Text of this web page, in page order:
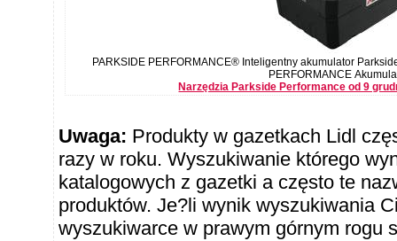
PARKSIDE PERFORMANCE® Inteligentny akumulator
PERFORMANCE
Narzędzia Parkside Performance od 9
Uwaga: Produkty w gazetkach Lidl
razy w roku. Wyszukiwanie którego
katalogowych z gazetki a często te
produktów. Je?li wynik wyszukiwania
wyszukiwarce w prawym górnym rogu